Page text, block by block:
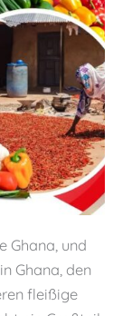
Ghana, und
Ghana, den
fleißige